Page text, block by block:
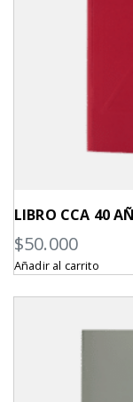
LIBRO CCA 40
$50.000
Añadir al carrito